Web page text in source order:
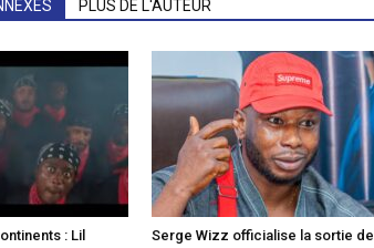
PLUS DE L'AUTEUR
: Lil
Serge Wizz officialise la sortie de